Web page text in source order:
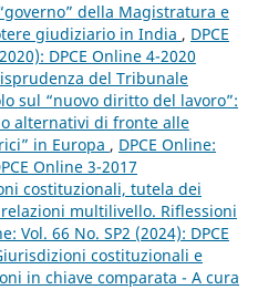
della Magistratura e
giudiziario in India , DPCE
DPCE Online 4-2020
del Tribunale
sul “nuovo diritto del lavoro”:
alternativi di fronte alle
in Europa , DPCE Online:
Online 3-2017
costituzionali, tutela dei
multilivello. Riflessioni
Vol. 66 No. SP2 (2024): DPCE
costituzionali e
in chiave comparata - A cura